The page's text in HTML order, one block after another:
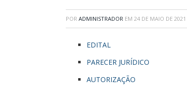
POR ADMINISTRADOR EM 24 DE MAIO DE 2021
EDITAL
PARECER JURÍDICO
AUTORIZAÇÃO